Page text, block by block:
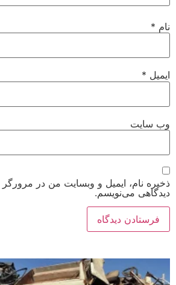
نام*
ایمیل*
وب‌ سایت
ذخیره نام، ایمیل و وبسایت من در مرورگر
دیدگاهی می‌نویسم.